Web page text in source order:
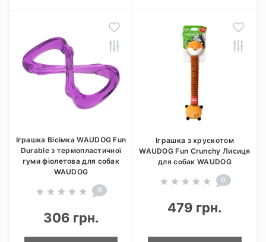
Іграшка Вісімка WAUDOG Fun
Durable з термопластичної
гуми фіолетова для собак
WAUDOG
0
306 грн.
Іграшка з хрускотом
WAUDOG Fun Crunchy Лисиця
для собак WAUDOG
0
479 грн.